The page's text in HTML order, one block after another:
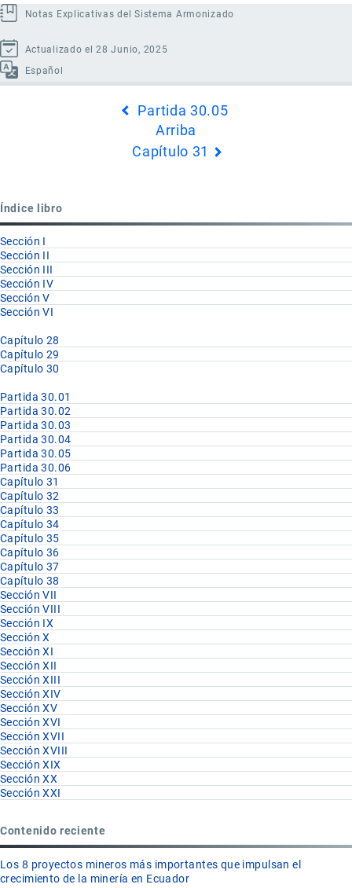
Notas Explicativas del Sistema Armonizado
Actualizado el 28 Junio, 2025
Español
Partida 30.05
Arriba
Capítulo 31
Índice libro
Sección I
Sección II
Sección III
Sección IV
Sección V
Sección VI
Capítulo 28
Capítulo 29
Capítulo 30
Partida 30.01
Partida 30.02
Partida 30.03
Partida 30.04
Partida 30.05
Partida 30.06
Capítulo 31
Capítulo 32
Capítulo 33
Capítulo 34
Capítulo 35
Capítulo 36
Capítulo 37
Capítulo 38
Sección VII
Sección VIII
Sección IX
Sección X
Sección XI
Sección XII
Sección XIII
Sección XIV
Sección XV
Sección XVI
Sección XVII
Sección XVIII
Sección XIX
Sección XX
Sección XXI
Contenido reciente
Los 8 proyectos mineros más importantes que impulsan el
crecimiento de la minería en Ecuador